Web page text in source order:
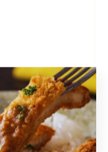
Recent Posts